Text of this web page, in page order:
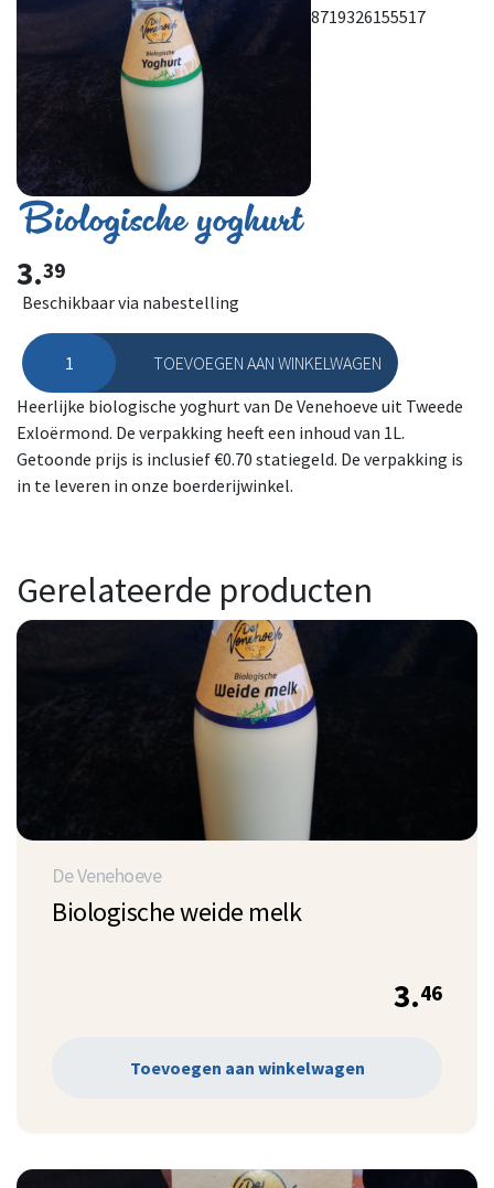
8719326155517
Biologische yoghurt
3.39
Beschikbaar via nabestelling
Biologische yoghurt aantalTOEVOEGEN AAN WINKELWAGEN
Heerlijke biologische yoghurt van De Venehoeve uit Tweede
Exloërmond. De verpakking heeft een inhoud van 1L.
Getoonde prijs is inclusief €0.70 statiegeld. De verpakking is
in te leveren in onze boerderijwinkel.
Gerelateerde producten
De Venehoeve
Biologische weide melk
3.46
Toevoegen aan winkelwagen